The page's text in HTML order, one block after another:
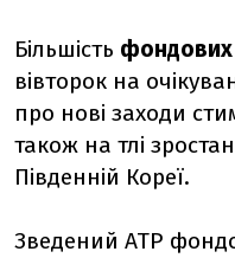
Більшість фондових
вівторок на
про нові заходи
також на тлі
Південній Кореї.
Зведений АТР